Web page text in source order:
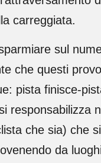
carreggiata.
sul
che questi
pista finisce-
responsabilizza
che sia) che
da